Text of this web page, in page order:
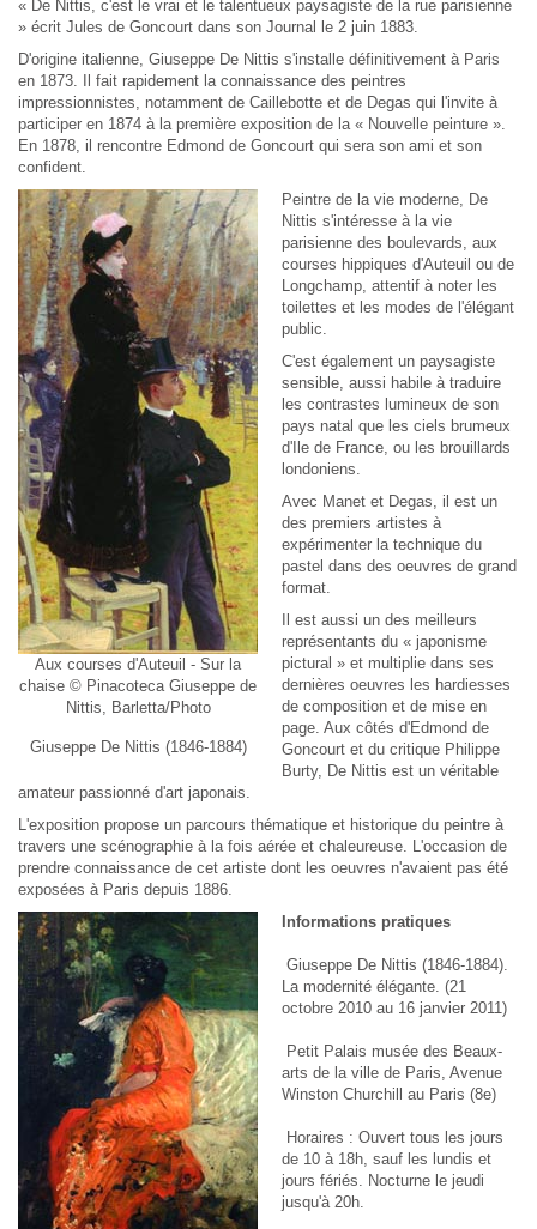
« De Nittis, c'est le vrai et le talentueux paysagiste de la rue parisienne
» écrit Jules de Goncourt dans son Journal le 2 juin 1883.
D'origine italienne, Giuseppe De Nittis s'installe définitivement à Paris
en 1873. Il fait rapidement la connaissance des peintres
impressionnistes, notamment de Caillebotte et de Degas qui l'invite à
participer en 1874 à la première exposition de la « Nouvelle peinture ».
En 1878, il rencontre Edmond de Goncourt qui sera son ami et son
confident.
Aux courses d'Auteuil - Sur la
chaise © Pinacoteca Giuseppe de
Nittis, Barletta/Photo
Giuseppe De Nittis (1846-1884)
Peintre de la vie moderne, De
Nittis s'intéresse à la vie
parisienne des boulevards, aux
courses hippiques d'Auteuil ou de
Longchamp, attentif à noter les
toilettes et les modes de l'élégant
public.
C'est également un paysagiste
sensible, aussi habile à traduire
les contrastes lumineux de son
pays natal que les ciels brumeux
d'Ile de France, ou les brouillards
londoniens.
Avec Manet et Degas, il est un
des premiers artistes à
expérimenter la technique du
pastel dans des oeuvres de grand
format.
Il est aussi un des meilleurs
représentants du « japonisme
pictural » et multiplie dans ses
dernières oeuvres les hardiesses
de composition et de mise en
page. Aux côtés d'Edmond de
Goncourt et du critique Philippe
Burty, De Nittis est un véritable
amateur passionné d'art japonais.
L'exposition propose un parcours thématique et historique du peintre à
travers une scénographie à la fois aérée et chaleureuse. L'occasion de
prendre connaissance de cet artiste dont les oeuvres n'avaient pas été
exposées à Paris depuis 1886.
Informations pratiques
Giuseppe De Nittis (1846-1884).
La modernité élégante. (21
octobre 2010 au 16 janvier 2011)
Petit Palais musée des Beaux-
arts de la ville de Paris, Avenue
Winston Churchill au Paris (8e)
Horaires : Ouvert tous les jours
de 10 à 18h, sauf les lundis et
jours fériés. Nocturne le jeudi
jusqu'à 20h.